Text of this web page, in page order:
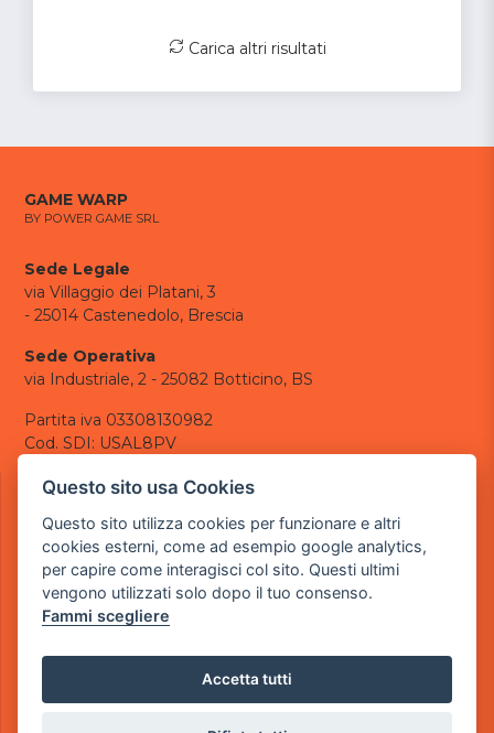
Carica altri risultati
GAME WARP
BY POWER GAME SRL
Sede Legale
via Villaggio dei Platani, 3
- 25014 Castenedolo, Brescia
Sede Operativa
via Industriale, 2 - 25082 Botticino, BS
Partita iva 03308130982
Cod. SDI: USAL8PV
CONTATTI
tel.: +39 030 376 2377
tel.: +39 030 336 6259
pec:powergamesrl@legalmail.it
LINK UTILI
Informazioni generali
Questo sito usa Cookies
Questo sito utilizza cookies per funzionare e altri
cookies esterni, come ad esempio google analytics,
per capire come interagisci col sito. Questi ultimi
vengono utilizzati solo dopo il tuo consenso.
Fammi scegliere
Accetta tutti